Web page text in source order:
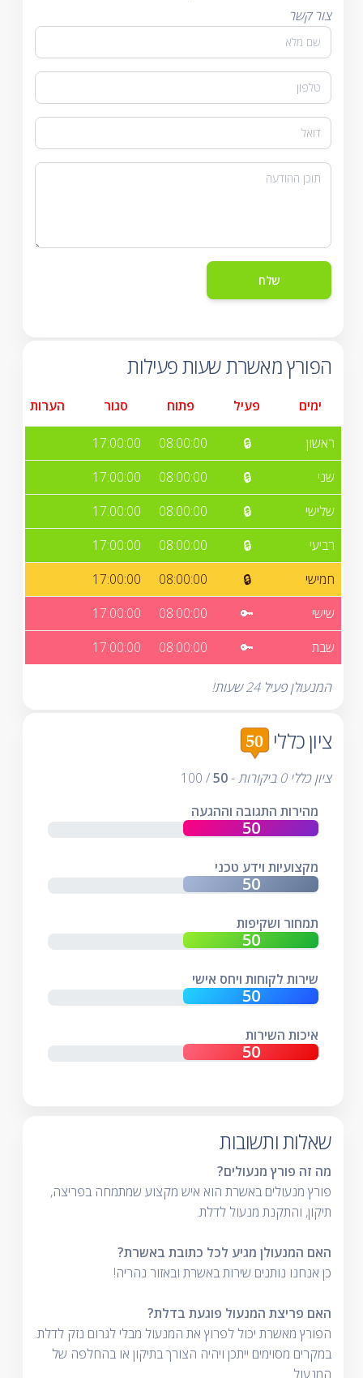
צור קשר
הפורץ מאשרת שעות פעילות
ימים פעיל פתוח סגור הערות
ראשון 🔒
08:00:00
17:00:00
שני
🔒
08:00:00
17:00:00
שלישי
🔒
08:00:00
17:00:00
רביעי
🔒
08:00:00
17:00:00
חמישי
🔒
08:00:00
17:00:00
שישי
🔑
08:00:00
17:00:00
שבת
🔑
08:00:00
17:00:00
המנעולן פעיל 24 שעות!
ציון כללי
ציון כללי0 ביקורות-
50
/
100
מהירות התגובה וההגעה
מקצועיות וידע טכני
תמחור ושקיפות
שירות לקוחות ויחס אישי
איכות השירות
שאלות ותשובות
מה זה פורץ מנעולים?
פורץ מנעולים באשרת הוא איש מקצוע שמתמחה בפריצה,
תיקון, והתקנת מנעול לדלת.
האם המנעולן מגיע לכל כתובת באשרת?
כן אנחנו נותנים שירות באשרת ובאזור נהריה!
האם פריצת המנעול פוגעת בדלת?
הפורץ מאשרת יכול לפרוץ את המנעול מבלי לגרום נזק לדלת.
במקרים מסוימים ייתכן ויהיה הצורך בתיקון או בהחלפה של
המנעול.